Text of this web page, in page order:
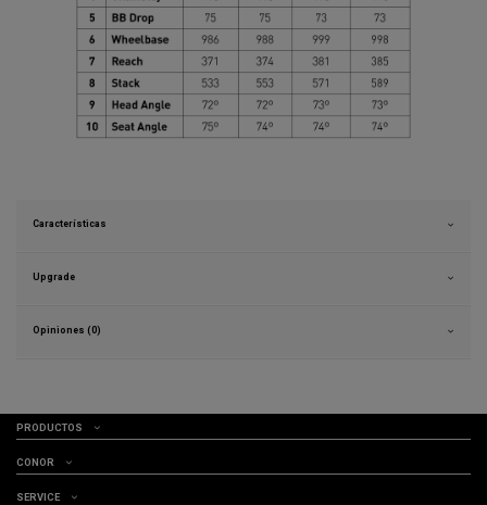
Características
Upgrade
Opiniones (0)
PRODUCTOS
CONOR
SERVICE